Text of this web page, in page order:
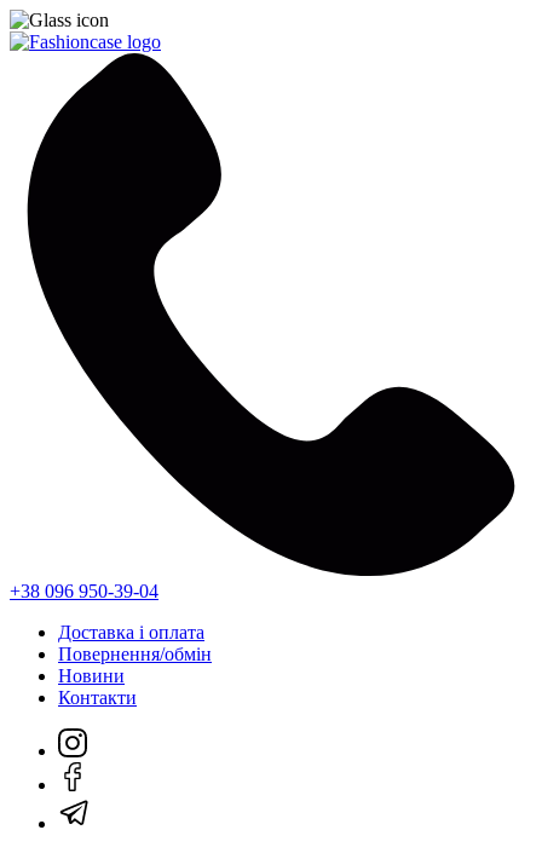
+38 096 950-39-04
Доставка і оплата
Повернення/обмін
Новини
Контакти